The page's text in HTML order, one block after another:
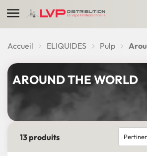

Accueil ELIQUIDES Pulp
AROUND THE WORLD
13 produits